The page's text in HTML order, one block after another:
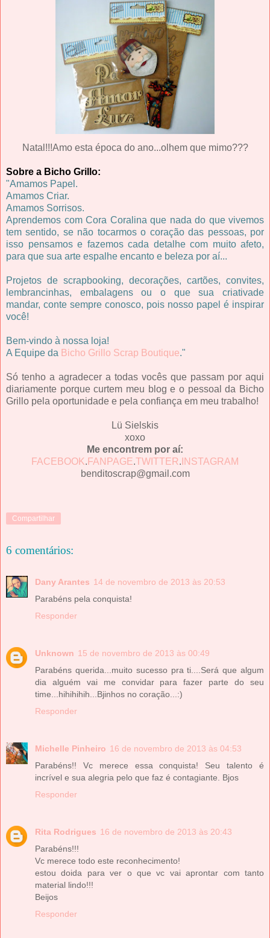
Natal!!!Amo esta época do ano...olhem que mimo???
Sobre a Bicho Grillo:
"Amamos Papel.
Amamos Criar.
Amamos Sorrisos.
Aprendemos com Cora Coralina que nada do que vivemos
tem sentido, se não tocarmos o coração das pessoas, por
isso pensamos e fazemos cada detalhe com muito afeto,
para que sua arte espalhe encanto e beleza por aí...
Projetos de scrapbooking, decorações, cartões, convites,
lembrancinhas, embalagens ou o que sua criativade
mandar, conte sempre conosco, pois nosso papel é inspirar
você!
Bem-vindo à nossa loja!
A Equipe da Bicho Grillo Scrap Boutique."
Só tenho a agradecer a todas vocês que passam por aqui
diariamente porque curtem meu blog e o pessoal da Bicho
Grillo pela oportunidade e pela confiança em meu trabalho!
Lü Sielskis
xoxo
Me encontrem por aí:
FACEBOOK. FANPAGE.TWITTER. INSTAGRAM
benditoscrap@gmail.com
Compartilhar
6 comentários:
Dany Arantes 14 de novembro de 2013 às 20:53
Parabéns pela conquista!
Responder
Unknown 15 de novembro de 2013 às 00:49
Parabéns querida...muito sucesso pra ti....Será que algum
dia alguém vai me convidar para fazer parte do seu
time...hihihihih...Bjinhos no coração...:)
Responder
Michelle Pinheiro 16 de novembro de 2013 às 04:53
Parabéns!! Vc merece essa conquista! Seu talento é
incrível e sua alegria pelo que faz é contagiante. Bjos
Responder
Rita Rodrigues 16 de novembro de 2013 às 20:43
Parabéns!!!
Vc merece todo este reconhecimento!
estou doida para ver o que vc vai aprontar com tanto
material lindo!!!
Beijos
Responder